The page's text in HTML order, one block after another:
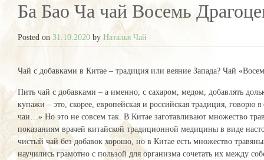
Ба Бао Ча чай Восемь
Posted on 31.10.2020 by Наталья Чай
Чай с добавками в Китае – традиция или веяние Запада? Чай
Пить чай с добавками – а именно, с сахаром, медом, добавлять
купажи – это, скорее, европейская и российская традиция,
чаи…» Но это не совсем так. В Китае заготавливают множество
показаниям врачей китайской традиционной медицины в виде
чистый чай без добавок хорошо, но в Китае есть множество
научились грамотно с пользой для организма сочетать их между